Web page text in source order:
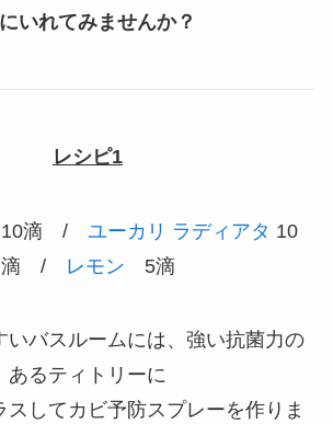
いれてみませんか？
レシピ1
10滴 / ユーカリ ラディアタ 10
滴 /
レモン 5滴
いバスルームには、強い抗菌力の
あるティトリーに
スしてカビ予防スプレーを作りま